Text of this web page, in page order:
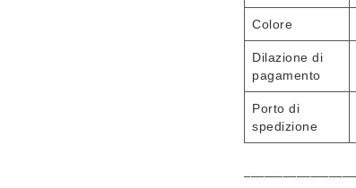
Colore
Dilazione di
pagamento
Porto di
spedizione